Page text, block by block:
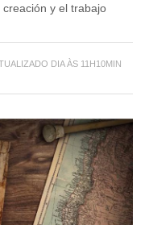
y el trabajo
DIA ÀS 11H10MIN